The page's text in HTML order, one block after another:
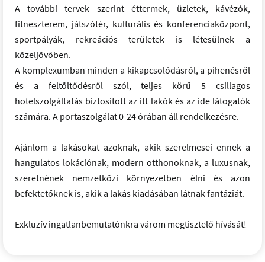
A további tervek szerint éttermek, üzletek, kávézók,
fitneszterem, játszótér, kulturális és konferenciaközpont,
sportpályák, rekreációs területek is létesülnek a
közeljövőben.
A komplexumban minden a kikapcsolódásról, a pihenésről
és a feltöltődésről szól, teljes körű 5 csillagos
hotelszolgáltatás biztosított az itt lakók és az ide látogatók
számára. A portaszolgálat 0-24 órában áll rendelkezésre.
Ajánlom a lakásokat azoknak, akik szerelmesei ennek a
hangulatos lokációnak, modern otthonoknak, a luxusnak,
szeretnének nemzetközi környezetben élni és azon
befektetőknek is, akik a lakás kiadásában látnak fantáziát.
Exkluzív ingatlanbemutatónkra várom megtisztelő hívását!